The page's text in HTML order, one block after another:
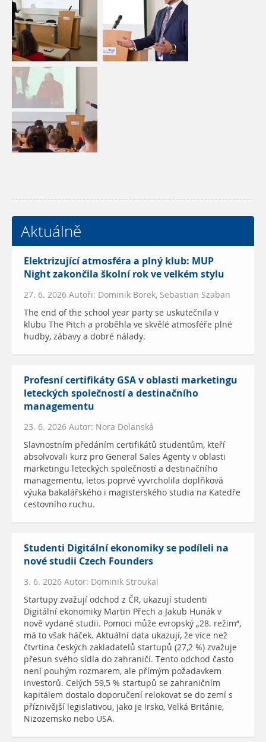
Aktuálně
Elektrizující atmosféra a plný klub: MUP
Night zakončila školní rok ve velkém stylu
27. 6. 2026 Autoři: Dominik Borek, Sebastian Szaban
The end of the school year party se uskutečnila v
klubu The Pitch a proběhla ve skvělé atmosféře plné
hudby, zábavy a dobré nálady.
Profesní certifikáty GSA v oblasti marketingu
leteckých společností a destinačního
managementu
23. 6. 2026 Autor: Nora Dolanská
Slavnostním předáním certifikátů studentům, kteří
absolvovali kurz pro General Sales Agenty v oblasti
marketingu leteckých společností a destinačního
managementu, letos poprvé vyvrcholila doplňková
výuka bakalářského i magisterského studia na Katedře
cestovního ruchu.
Studenti Digitální ekonomiky se podíleli na
nové studii Czech Founders
3. 6. 2026 Autor: Dominik Stroukal
Startupy zvažují odchod z ČR, ukazují studenti
Digitální ekonomiky Martin Přech a Jakub Hunák v
nově vydané studii. Pomoci může evropský „28. režim“,
má to však háček. Aktuální data ukazují, že více než
čtvrtina českých zakladatelů startupů (27,2 %) zvažuje
přesun svého sídla do zahraničí. Tento odchod často
není pouhým rozmarem, ale přímým požadavkem
investorů. Celých 59,5 % startupů se zahraničním
kapitálem dostalo doporučení relokovat se do zemí s
příznivější legislativou, jako je Irsko, Velká Británie,
Nizozemsko nebo USA.